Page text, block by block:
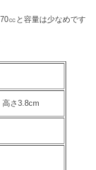
㏄と容量は少なめです
さ3.8cm